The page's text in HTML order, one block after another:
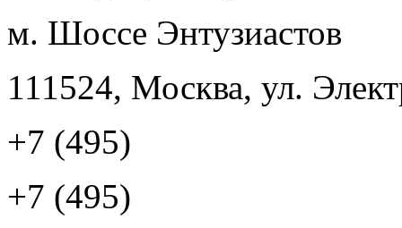
м. Шоссе Энтузиастов
111524, Москва, ул.
+7 (495)
+7 (495)